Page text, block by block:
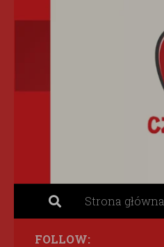
Skip to content
Strona główna
FOLLOW: